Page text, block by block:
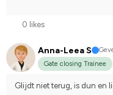
0 likes
Anna-Leea S
Gate closing Trainee
Glijdt niet terug, is dun en